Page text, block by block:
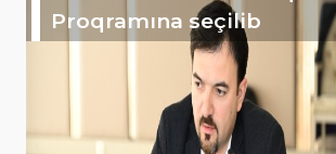
Proqramına seçilib